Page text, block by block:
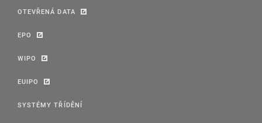
OTEVŘENÁ DATA
EPO
WIPO
EUIPO
SYSTÉMY TŘÍDĚNÍ